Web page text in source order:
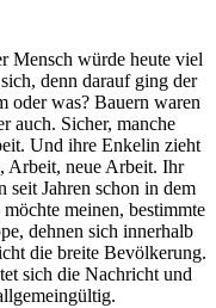
Mensch würde heute viel
denn darauf ging der
oder was? Bauern waren
auch. Sicher, manche
Und ihre Enkelin zieht
Arbeit, neue Arbeit. Ihr
seit Jahren schon in dem
meinen, bestimmte
dehnen sich innerhalb
die breite Bevölkerung.
sich die Nachricht und